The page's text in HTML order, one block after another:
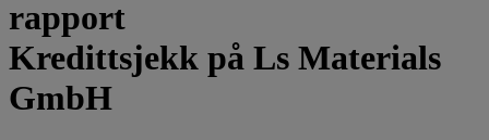
Kredittsjekk på Ls Materials
GmbH